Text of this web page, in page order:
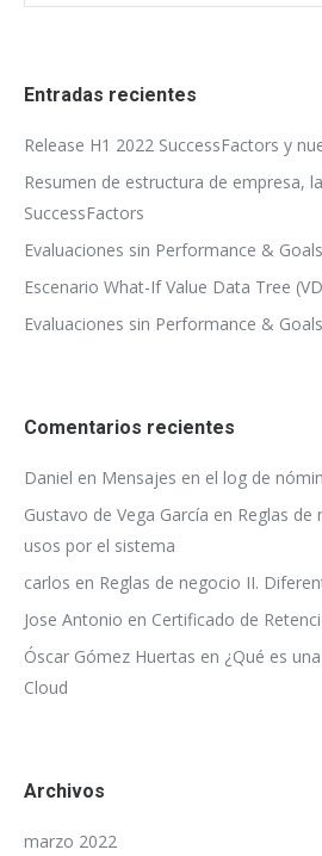
Entradas recientes
Release H1 2022 SuccessFactors y
Resumen de estructura de empresa,
SuccessFactors
Evaluaciones sin Performance &
Escenario What-If Value Data Tree
Evaluaciones sin Performance & Goals
Comentarios recientes
Daniel en Mensajes en el log de
Gustavo de Vega García en Reglas de
usos por el sistema
carlos en Reglas de negocio II.
Jose Antonio en Certificado de
Óscar Gómez Huertas en ¿Qué es
Cloud
Archivos
marzo 2022